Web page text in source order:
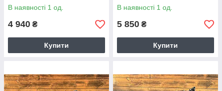
В наявності 1 од.
4 940 ₴
Купити
В наявності 1 од.
5 850 ₴
Купити